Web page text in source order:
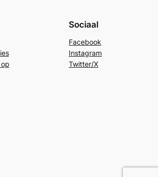
Sociaal
Facebook
Instagram
Twitter/X